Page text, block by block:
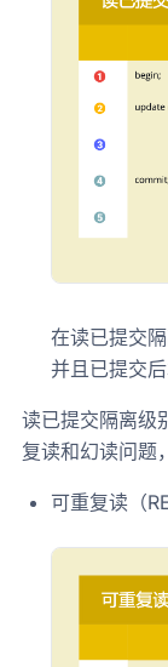
在读已提交
并且已提交
读已提交隔离级
复读和幻读问题
可重复读（